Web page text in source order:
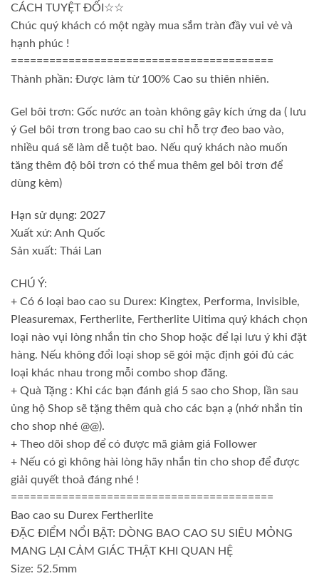
CÁCH TUYỆT ĐỐI☆☆
Chúc quý khách có một ngày mua sắm tràn đầy vui vẻ và
hạnh phúc !
=========================================
Thành phần: Được làm từ 100% Cao su thiên nhiên.
Gel bôi trơn: Gốc nước an toàn không gây kích ứng da ( lưu
ý Gel bôi trơn trong bao cao su chỉ hỗ trợ đeo bao vào,
nhiều quá sẽ làm dễ tuột bao. Nếu quý khách nào muốn
tăng thêm độ bôi trơn có thể mua thêm gel bôi trơn để
dùng kèm)
Hạn sử dụng: 2027
Xuất xứ: Anh Quốc
Sản xuất: Thái Lan
CHÚ Ý:
+ Có 6 loại bao cao su Durex: Kingtex, Performa, Invisible,
Pleasuremax, Fertherlite, Fertherlite Uitima quý khách chọn
loại nào vụi lòng nhắn tin cho Shop hoặc để lại lưu ý khi đặt
hàng. Nếu không đổi loại shop sẽ gói mặc định gói đủ các
loại khác nhau trong mỗi combo shop đăng.
+ Quà Tặng : Khi các bạn đánh giá 5 sao cho Shop, lần sau
ủng hộ Shop sẽ tặng thêm quà cho các bạn ạ (nhớ nhắn tin
cho shop nhé @@).
+ Theo dõi shop để có được mã giảm giá Follower
+ Nếu có gì không hài lòng hãy nhắn tin cho shop để được
giải quyết thoả đáng nhé !
=========================================
Bao cao su Durex Fertherlite
ĐẶC ĐIỂM NỔI BẬT: DÒNG BAO CAO SU SIÊU MỎNG
MANG LẠI CẢM GIÁC THẬT KHI QUAN HỆ
Size: 52.5mm